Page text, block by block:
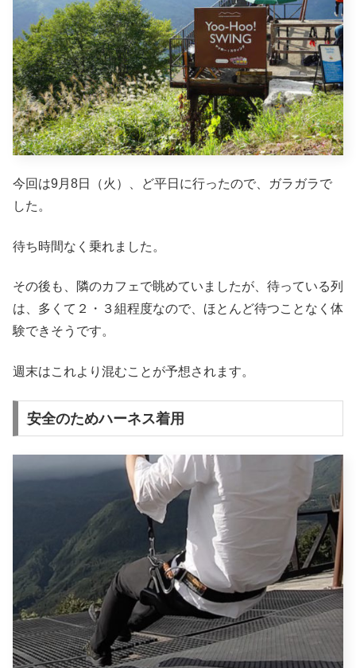
今回は9月8日（火）、ど平日に行ったので、ガラガラで
した。
待ち時間なく乗れました。
その後も、隣のカフェで眺めていましたが、待っている列
は、多くて２・３組程度なので、ほとんど待つことなく体
験できそうです。
週末はこれより混むことが予想されます。
安全のためハーネス着用